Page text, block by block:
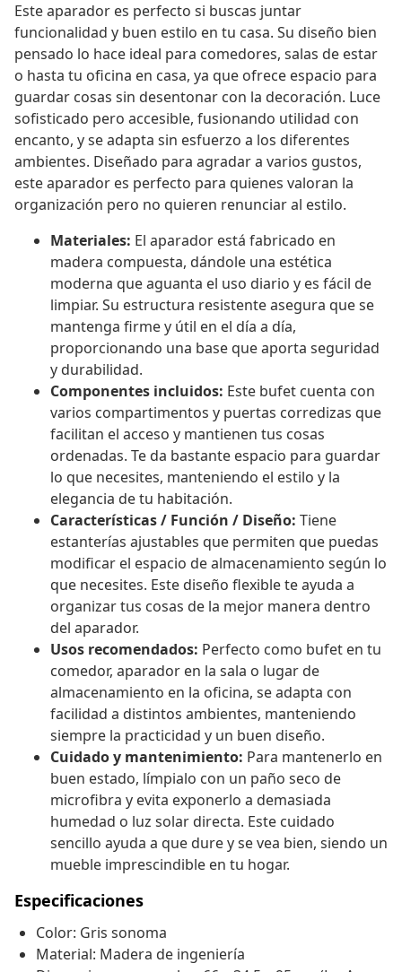
Este aparador es perfecto si buscas juntar
funcionalidad y buen estilo en tu casa. Su diseño bien
pensado lo hace ideal para comedores, salas de estar
o hasta tu oficina en casa, ya que ofrece espacio para
guardar cosas sin desentonar con la decoración. Luce
sofisticado pero accesible, fusionando utilidad con
encanto, y se adapta sin esfuerzo a los diferentes
ambientes. Diseñado para agradar a varios gustos,
este aparador es perfecto para quienes valoran la
organización pero no quieren renunciar al estilo.
Materiales: El aparador está fabricado en
madera compuesta, dándole una estética
moderna que aguanta el uso diario y es fácil de
limpiar. Su estructura resistente asegura que se
mantenga firme y útil en el día a día,
proporcionando una base que aporta seguridad
y durabilidad.
Componentes incluidos: Este bufet cuenta con
varios compartimentos y puertas corredizas que
facilitan el acceso y mantienen tus cosas
ordenadas. Te da bastante espacio para guardar
lo que necesites, manteniendo el estilo y la
elegancia de tu habitación.
Características / Función / Diseño: Tiene
estanterías ajustables que permiten que puedas
modificar el espacio de almacenamiento según lo
que necesites. Este diseño flexible te ayuda a
organizar tus cosas de la mejor manera dentro
del aparador.
Usos recomendados: Perfecto como bufet en tu
comedor, aparador en la sala o lugar de
almacenamiento en la oficina, se adapta con
facilidad a distintos ambientes, manteniendo
siempre la practicidad y un buen diseño.
Cuidado y mantenimiento: Para mantenerlo en
buen estado, límpialo con un paño seco de
microfibra y evita exponerlo a demasiada
humedad o luz solar directa. Este cuidado
sencillo ayuda a que dure y se vea bien, siendo un
mueble imprescindible en tu hogar.
Especificaciones
Color: Gris sonoma
Material: Madera de ingeniería